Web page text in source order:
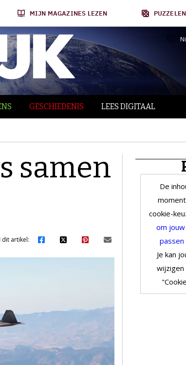
MIJN MAGAZINES LEZEN PUZZELEN
GESCHIEDENIS LEES DIGITAAL
samen
dit artikel:
De
cookie-
om
passen
Je kan